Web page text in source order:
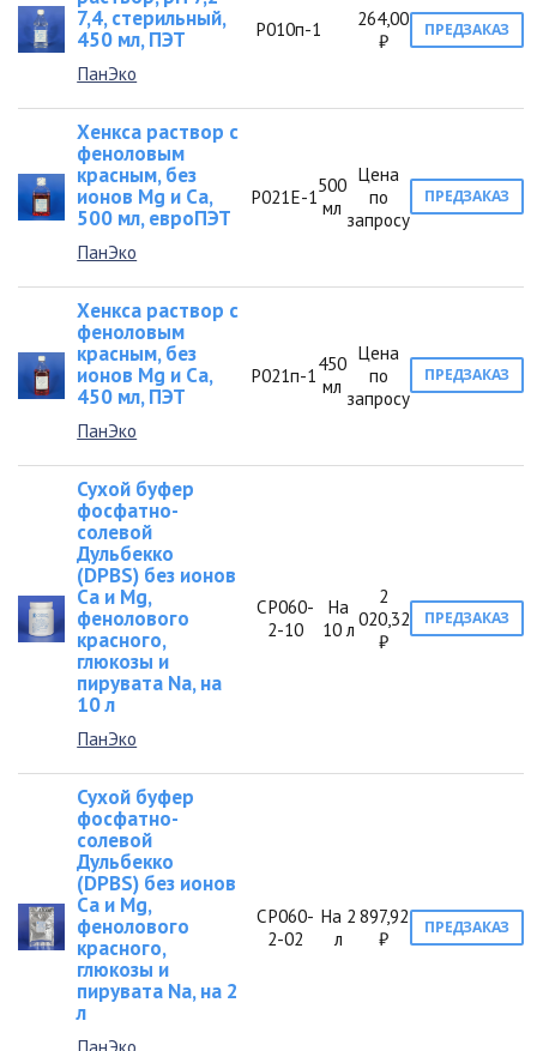
7,4, стерильный,
450 мл, ПЭТ
ПанЭко
Р010п-1
264,00
₽
ПРЕДЗАКАЗ
Хенкса раствор с
феноловым
красным, без
ионов Мg и Са,
500 мл, евроПЭТ
ПанЭко
Р021Е-1
500
мл
Цена
по
запросу
ПРЕДЗАКАЗ
Хенкса раствор с
феноловым
красным, без
ионов Mg и Са,
450 мл, ПЭТ
ПанЭко
Р021п-1
450
мл
Цена
по
запросу
ПРЕДЗАКАЗ
Сухой буфер
фосфатно-
солевой
Дульбекко
(DPBS) без ионов
Са и Mg,
фенолового
красного,
глюкозы и
пирувата Na, на
10 л
ПанЭко
СР060-
2-10
На
10 л
2
020,32
₽
ПРЕДЗАКАЗ
Сухой буфер
фосфатно-
солевой
Дульбекко
(DPBS) без ионов
Са и Mg,
фенолового
красного,
глюкозы и
пирувата Na, на 2
л
СР060-
2-02
На 2
л
897,92
₽
ПРЕДЗАКАЗ